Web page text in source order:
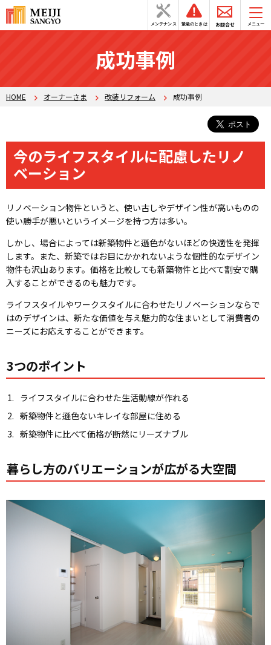
メンテナンス 緊急のときは お問合せ メニュー
成功事例
HOME オーナーさま 改装リフォーム 成功事例
今のライフスタイルに配慮したリノ
ベーション
リノベーション物件というと、使い古しやデザイン性が高いものの
使い勝手が悪いというイメージを持つ方は多い。
しかし、場合によっては新築物件と遜色がないほどの快適性を発揮
します。また、新築ではお目にかかれないような個性的なデザイン
物件も沢山あります。価格を比較しても新築物件と比べて割安で購
入することができるのも魅力です。
ライフスタイルやワークスタイルに合わせたリノベーションならで
はのデザインは、新たな価値を与え魅力的な住まいとして消費者の
ニーズにお応えすることができます。
3つのポイント
ライフスタイルに合わせた生活動線が作れる
新築物件と遜色ないキレイな部屋に住める
新築物件に比べて価格が断然にリーズナブル
暮らし方のバリエーションが広がる大空間